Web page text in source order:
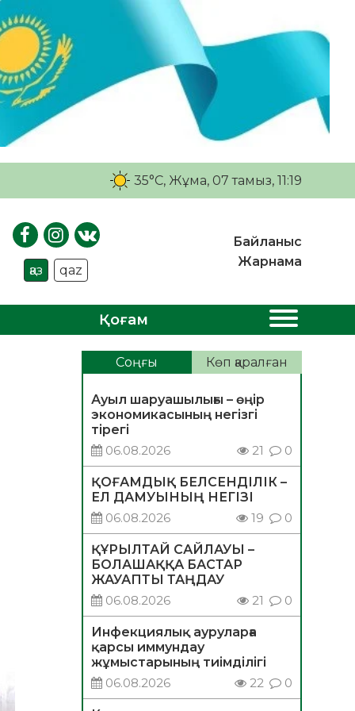
35°C, Жұма, 07 тамыз, 11:19
қаз qaz
Байланыс
Жарнама
Қоғам
Соңғы Көп қаралған
Ауыл шаруашылығы – өңір
экономикасының негізгі
тірегі
06.08.2026
21 0
ҚОҒАМДЫҚ БЕЛСЕНДІЛІК –
ЕЛ ДАМУЫНЫҢ НЕГІЗІ
06.08.2026
19 0
ҚҰРЫЛТАЙ САЙЛАУЫ –
БОЛАШАҚҚА БАСТАР
ЖАУАПТЫ ТАҢДАУ
06.08.2026
21 0
Инфекциялық ауруларға
қарсы иммундау
жұмыстарының тиімділігі
06.08.2026
22 0